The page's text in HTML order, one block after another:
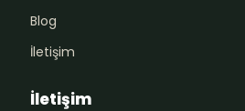
Blog
İletişim
İletişim